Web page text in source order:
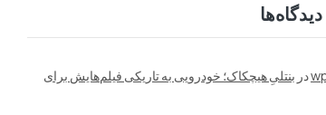
در بنتلیِ هیچکاک؛ خودرویی به تاریکی فیلم‌هایش برای